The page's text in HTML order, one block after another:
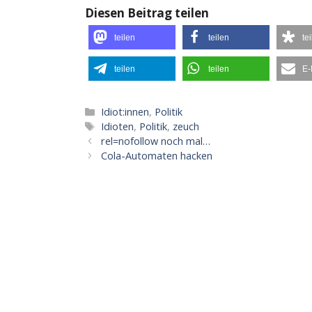
Diesen Beitrag teilen
teilen teilen
teilen teilen
Kategorien
Idiot:innen, Politik
Schlagwörter
Idioten, Politik, zeuch
rel=nofollow noch mal…
Cola-Automaten hacken